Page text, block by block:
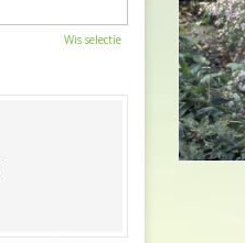
Wis selectie